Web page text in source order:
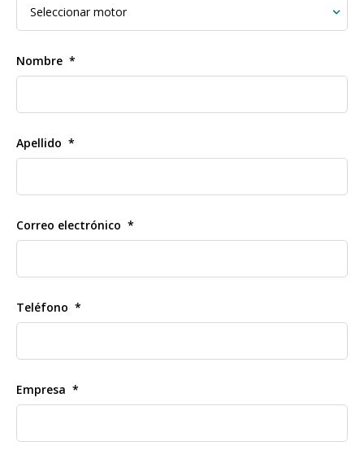
Nombre
Apellido
Correo electrónico
Teléfono
Empresa